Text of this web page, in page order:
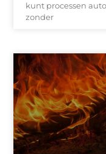
kunt processen
zonder